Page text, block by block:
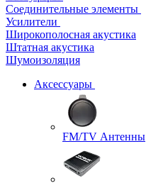
Соединительные элементы
Усилители
Широкополосная акустика
Штатная акустика
Шумоизоляция
Аксессуары
FM/TV Антенны